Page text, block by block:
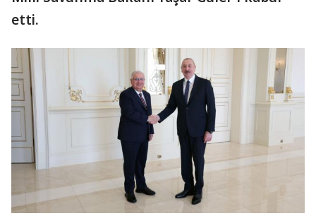
etti.